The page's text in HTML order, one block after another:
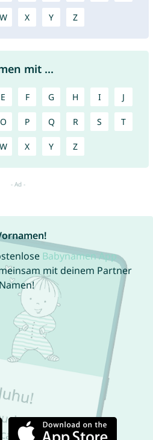
W X Y Z
mit ...
E F G H I J
O P Q R S T
W X Y Z
Babynamen App
mit deinem Partner